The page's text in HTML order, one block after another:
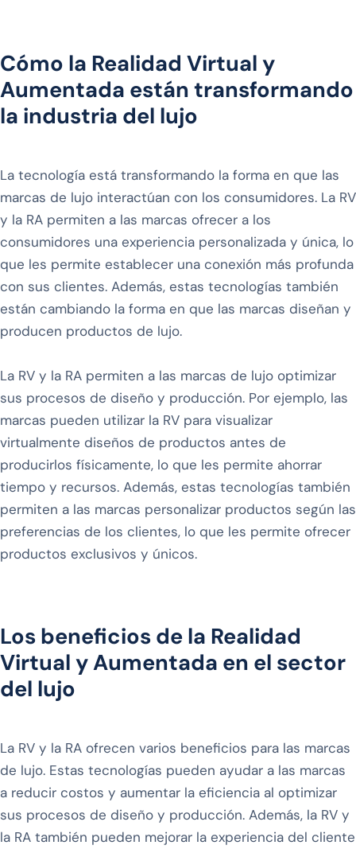
Cómo la Realidad Virtual y
Aumentada están transformando
la industria del lujo
La tecnología está transformando la forma en que las
marcas de lujo interactúan con los consumidores. La RV
y la RA permiten a las marcas ofrecer a los
consumidores una experiencia personalizada y única, lo
que les permite establecer una conexión más profunda
con sus clientes. Además, estas tecnologías también
están cambiando la forma en que las marcas diseñan y
producen productos de lujo.
La RV y la RA permiten a las marcas de lujo optimizar
sus procesos de diseño y producción. Por ejemplo, las
marcas pueden utilizar la RV para visualizar
virtualmente diseños de productos antes de
producirlos físicamente, lo que les permite ahorrar
tiempo y recursos. Además, estas tecnologías también
permiten a las marcas personalizar productos según las
preferencias de los clientes, lo que les permite ofrecer
productos exclusivos y únicos.
Los beneficios de la Realidad
Virtual y Aumentada en el sector
del lujo
La RV y la RA ofrecen varios beneficios para las marcas
de lujo. Estas tecnologías pueden ayudar a las marcas
a reducir costos y aumentar la eficiencia al optimizar
sus procesos de diseño y producción. Además, la RV y
la RA también pueden mejorar la experiencia del cliente